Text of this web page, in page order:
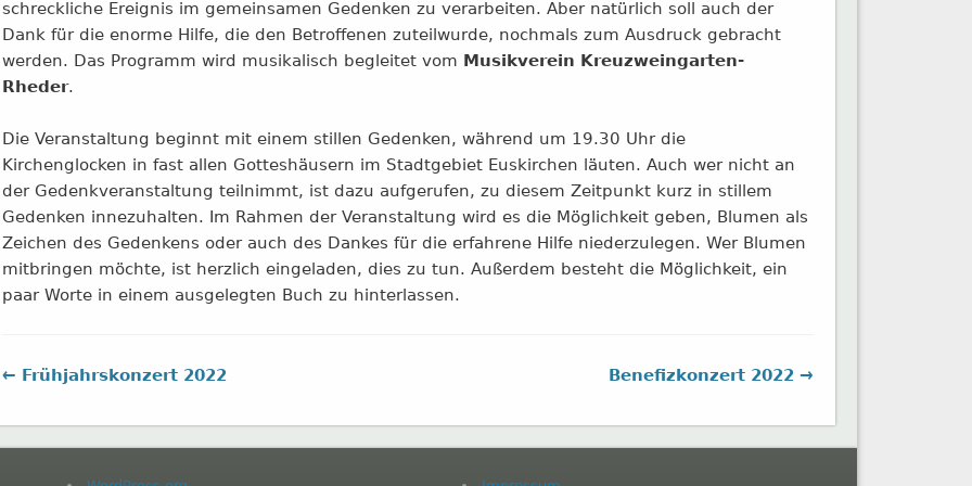
schreckliche Ereignis im gemeinsamen Gedenken zu verarbeiten. Aber natürlich soll auch der
Dank für die enorme Hilfe, die den Betroffenen zuteilwurde, nochmals zum Ausdruck gebracht
werden. Das Programm wird musikalisch begleitet vom Musikverein Kreuzweingarten-
Rheder.
Die Veranstaltung beginnt mit einem stillen Gedenken, während um 19.30 Uhr die
Kirchenglocken in fast allen Gotteshäusern im Stadtgebiet Euskirchen läuten. Auch wer nicht an
der Gedenkveranstaltung teilnimmt, ist dazu aufgerufen, zu diesem Zeitpunkt kurz in stillem
Gedenken innezuhalten. Im Rahmen der Veranstaltung wird es die Möglichkeit geben, Blumen als
Zeichen des Gedenkens oder auch des Dankes für die erfahrene Hilfe niederzulegen. Wer Blumen
mitbringen möchte, ist herzlich eingeladen, dies zu tun. Außerdem besteht die Möglichkeit, ein
paar Worte in einem ausgelegten Buch zu hinterlassen.
← Frühjahrskonzert 2022 Benefizkonzert 2022 →